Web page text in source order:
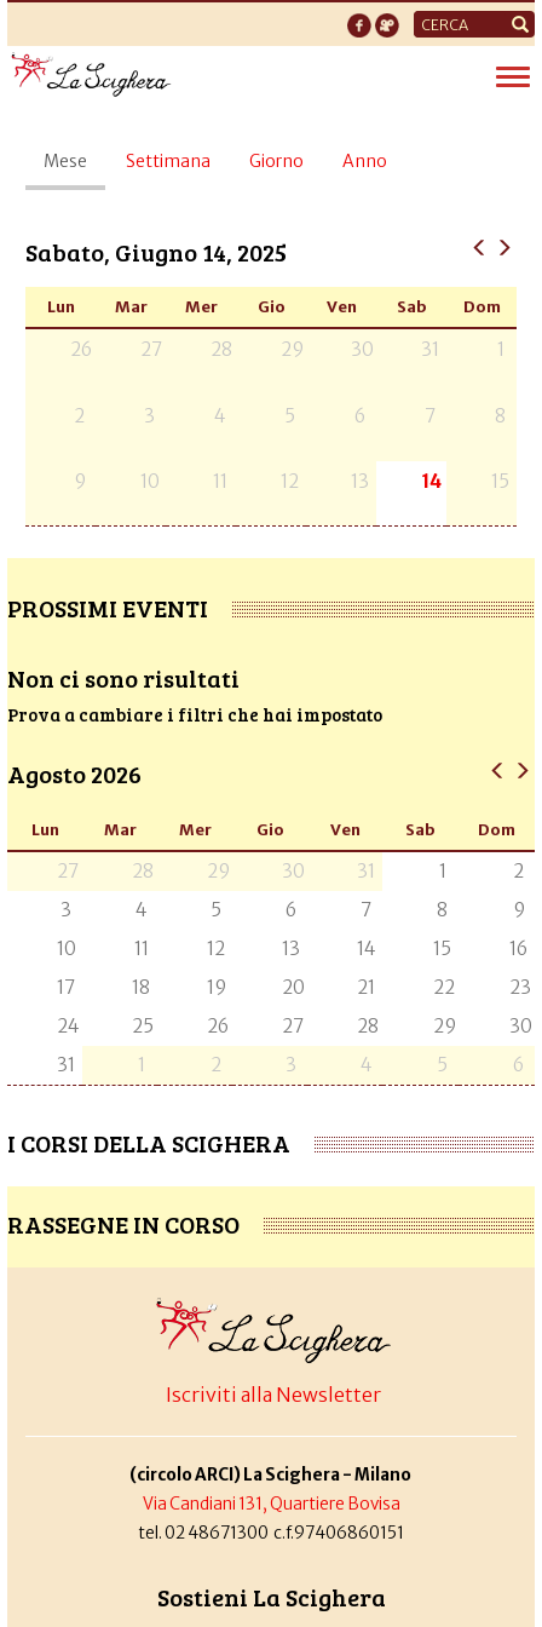
Form
di
ricerca
Schede
primarie
Mese (scheda
attiva)
Settimana Giorno Anno
Sabato, Giugno 14, 2025
Lun Mar Mer Gio Ven Sab Dom
26 27 28 29 30 31 1
2 3 4 5 6 7 8
9 10 11 12 13 14 15
PROSSIMI EVENTI
Non ci sono risultati
Prova a cambiare i filtri che hai impostato
Agosto 2026
Lun Mar Mer Gio Ven Sab Dom
27 28 29 30 31 1
2
3
4 5 6 7 8
9
10
11 12 13 14 15
16
17
18 19 20 21 22
23
24
25 26 27 28 29
30
31
1 2 3 4 5 6
I CORSI DELLA SCIGHERA
RASSEGNE IN CORSO
Iscriviti alla Newsletter
(circolo ARCI) La Scighera - Milano
Via Candiani 131, Quartiere Bovisa
tel. 02 48671300 c.f.97406860151
Sostieni La Scighera